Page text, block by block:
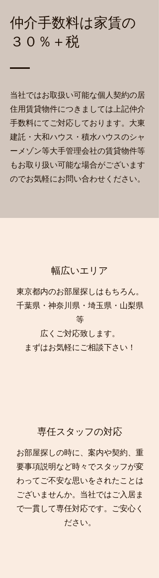
​仲介手数料は家賃の
３０％＋税
​当社ではお取扱い可能な個人契約の居
住用賃貸物件につきましては上記仲介
手数料にてご対応しております。大東
建託・大和ハウス・積水ハウスのシャ
ーメゾン等大手管理会社の賃貸物件等
もお取り扱い可能な場合がございます
のでお気軽にお問い合わせください。
​幅広いエリア
東京都内のお部屋探しはもちろん。
千葉県・神奈川県・埼玉県・山梨県
等
広くご対応致します。
​まずはお気軽にご相談下さい！
​専任スタッフの対応
​お部屋探しの時に、案内や契約、重
要事項説明など時々でスタッフが変
わってご不安な思いをされたことは
ございませんか。当社ではご入居ま
で一貫して専任対応です。ご安心く
ださい。